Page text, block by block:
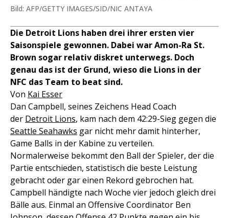
Bild: AFP/GETTY IMAGES/SID/NIC ANTAYA
Die Detroit Lions haben drei ihrer ersten vier
Saisonspiele gewonnen. Dabei war Amon-Ra St.
Brown sogar relativ diskret unterwegs. Doch
genau das ist der Grund, wieso die Lions in der
NFC das Team to beat sind.
Von Kai Esser
Dan Campbell, seines Zeichens Head Coach
der Detroit Lions, kam nach dem 42:29-Sieg gegen die
Seattle Seahawks gar nicht mehr damit hinterher,
Game Balls in der Kabine zu verteilen.
Normalerweise bekommt den Ball der Spieler, der die
Partie entschieden, statistisch die beste Leistung
gebracht oder gar einen Rekord gebrochen hat.
Campbell händigte nach Woche vier jedoch gleich drei
Bälle aus. Einmal an Offensive Coordinator Ben